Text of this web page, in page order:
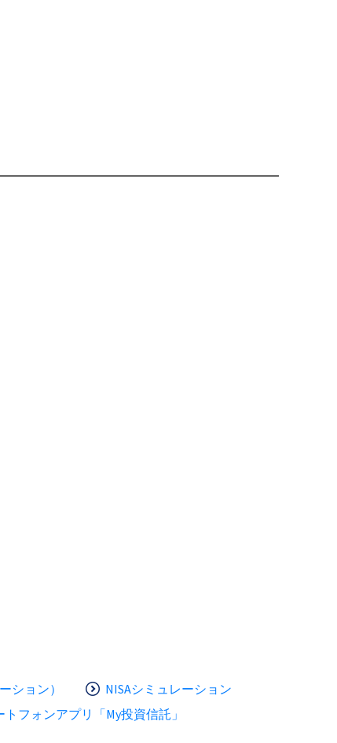
ション）
NISAシミュレーション
トフォンアプリ「My投資信託」